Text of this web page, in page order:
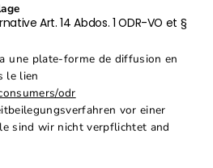
Art. 14 Abdos. 1 ODR-VO et §
une plate-forme de diffusion en
le lien
odr
vor einer
sind wir nicht verpflichtet and